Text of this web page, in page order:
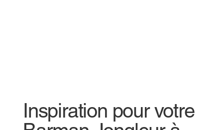
Inspiration pour votre